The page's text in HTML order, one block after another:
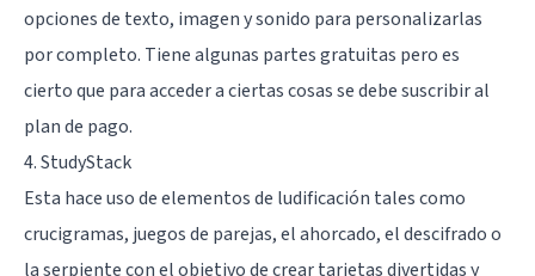
opciones de texto, imagen y sonido para personalizarlas
por completo. Tiene algunas partes gratuitas pero es
cierto que para acceder a ciertas cosas se debe suscribir al
plan de pago.
4. StudyStack
Esta hace uso de elementos de ludificación tales como
crucigramas, juegos de parejas, el ahorcado, el descifrado o
la serpiente con el objetivo de crear tarjetas divertidas y